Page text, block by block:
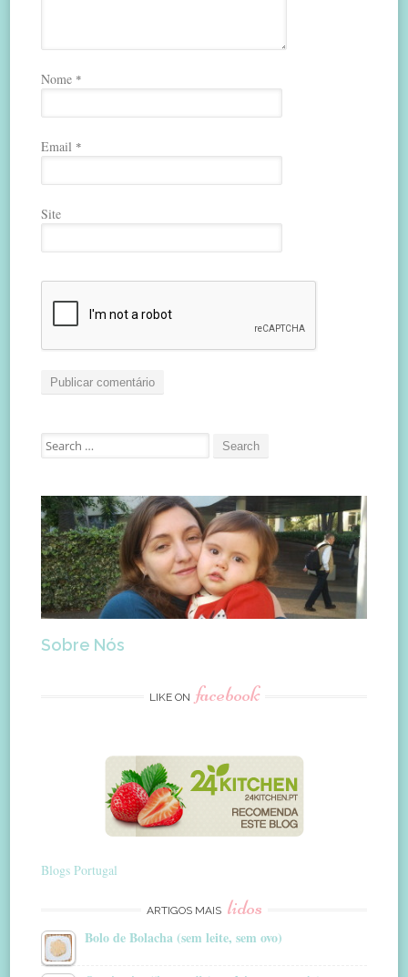
Nome *
Email *
Site
Search
for:
Sobre Nós
LIKE ON facebook
Blogs Portugal
ARTIGOS MAIS lidos
Bolo de Bolacha (sem leite, sem ovo)